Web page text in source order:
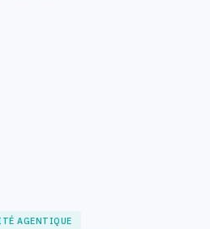
AGENTIQUE